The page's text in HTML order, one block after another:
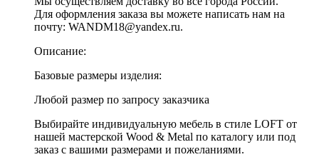
Для оформления заказа вы можете написать нам на
почту: WANDM18@yandex.ru.
Описание:
Базовые размеры изделия:
Любой размер по запросу заказчика
Выбирайте индивидуальную мебель в стиле LOFT от
нашей мастерской Wood & Metal по каталогу или под
заказ с вашими размерами и пожеланиями.